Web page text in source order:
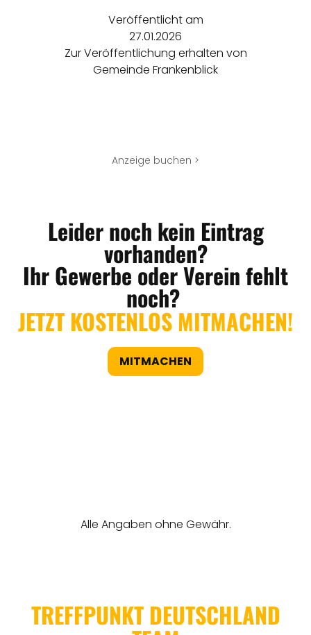
Veröffentlicht am
27.01.2026
Zur Veröffentlichung erhalten von
Gemeinde Frankenblick
Anzeige buchen >
Leider noch kein Eintrag
vorhanden?
Ihr Gewerbe oder Verein fehlt
noch?
JETZT KOSTENLOS MITMACHEN!
MITMACHEN